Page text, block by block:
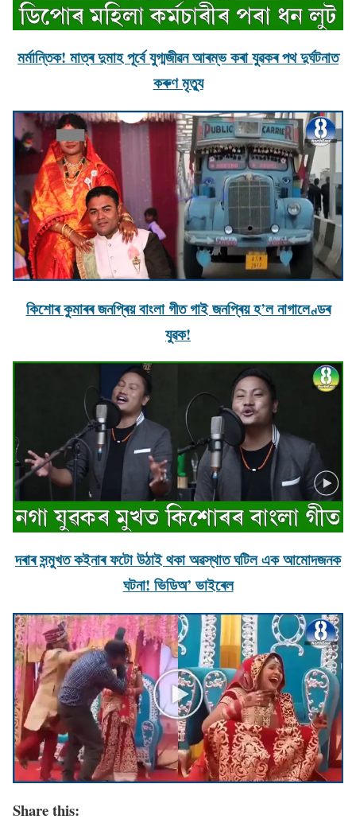
মৰ্মান্তিক! মাত্ৰ দুমাহ পূৰ্বে যুগ্মজীৱন আৰম্ভ কৰা যুৱকৰ পথ দুৰ্ঘটনাত
কৰুণ মৃত্যু
কিশোৰ কুমাৰৰ জনপ্ৰিয় বাংলা গীত গাই জনপ্ৰিয় হ’ল নাগালেণ্ডৰ
যুৱক!
দৰাৰ সন্মুখত কইনাৰ ফটো উঠাই থকা অৱস্থাত ঘটিল এক আমােদজনক
ঘটনা! ভিডিঅ’ ভাইৰেল
Share this: